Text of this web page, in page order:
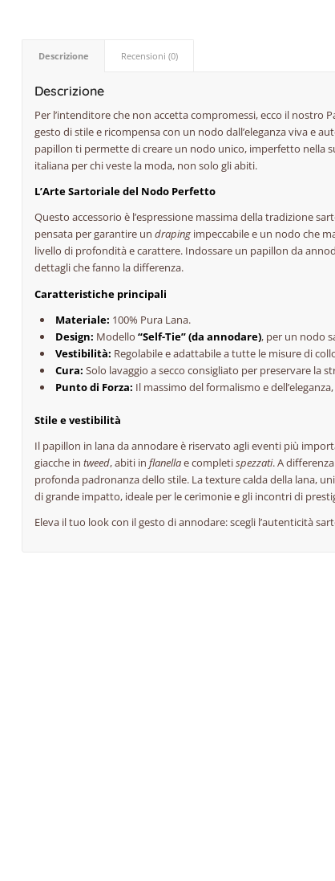
Descrizione Recensioni (0)
Descrizione
Per l’intenditore che non accetta compromessi, ecco il nostro
gesto di stile e ricompensa con un nodo dall’eleganza viva e
papillon ti permette di creare un nodo unico, imperfetto nella
italiana per chi veste la moda, non solo gli abiti.
L’Arte Sartoriale del Nodo Perfetto
Questo accessorio è l’espressione massima della tradizione
pensata per garantire undraping impeccabile e un nodo che
livello di profondità e carattere. Indossare un papillon da
dettagli che fanno la differenza.
Caratteristiche principali
Materiale: 100% Pura Lana.
Design: Modello“Self-Tie” (da annodare), per un nodo
Vestibilità: Regolabile e adattabile a tutte le misure di
Cura: Solo lavaggio a secco consigliato per preservare la
Punto di Forza: Il massimo del formalismo e
Stile e vestibilità
Il papillon in lana da annodare è riservato agli eventi più
giacche intweed, abiti inflanellae completispezzati. A
profonda padronanza dello stile. La texture calda della lana,
di grande impatto, ideale per le cerimonie e gli incontri di
Eleva il tuo look con il gesto di annodare: scegli l’autenticità